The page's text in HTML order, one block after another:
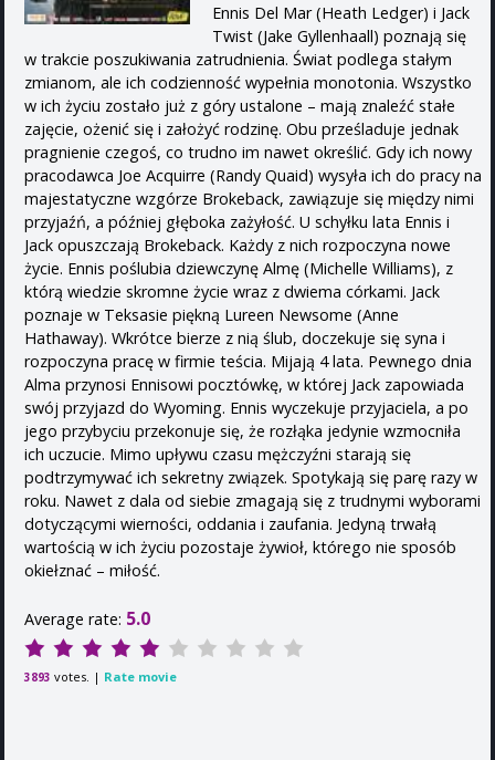
Ennis Del Mar (Heath Ledger) i Jack
Twist (Jake Gyllenhaall) poznają się
w trakcie poszukiwania zatrudnienia. Świat podlega stałym
zmianom, ale ich codzienność wypełnia monotonia. Wszystko
w ich życiu zostało już z góry ustalone – mają znaleźć stałe
zajęcie, ożenić się i założyć rodzinę. Obu prześladuje jednak
pragnienie czegoś, co trudno im nawet określić. Gdy ich nowy
pracodawca Joe Acquirre (Randy Quaid) wysyła ich do pracy na
majestatyczne wzgórze Brokeback, zawiązuje się między nimi
przyjaźń, a później głęboka zażyłość. U schyłku lata Ennis i
Jack opuszczają Brokeback. Każdy z nich rozpoczyna nowe
życie. Ennis poślubia dziewczynę Almę (Michelle Williams), z
którą wiedzie skromne życie wraz z dwiema córkami. Jack
poznaje w Teksasie piękną Lureen Newsome (Anne
Hathaway). Wkrótce bierze z nią ślub, doczekuje się syna i
rozpoczyna pracę w firmie teścia. Mijają 4 lata. Pewnego dnia
Alma przynosi Ennisowi pocztówkę, w której Jack zapowiada
swój przyjazd do Wyoming. Ennis wyczekuje przyjaciela, a po
jego przybyciu przekonuje się, że rozłąka jedynie wzmocniła
ich uczucie. Mimo upływu czasu mężczyźni starają się
podtrzymywać ich sekretny związek. Spotykają się parę razy w
roku. Nawet z dala od siebie zmagają się z trudnymi wyborami
dotyczącymi wierności, oddania i zaufania. Jedyną trwałą
wartością w ich życiu pozostaje żywioł, którego nie sposób
okiełznać – miłość.
Average rate: 5.0
3893 votes. | Rate movie